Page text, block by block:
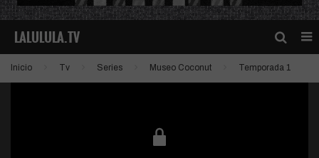
Inicio Tv Series Museo Coconut Temporada 1